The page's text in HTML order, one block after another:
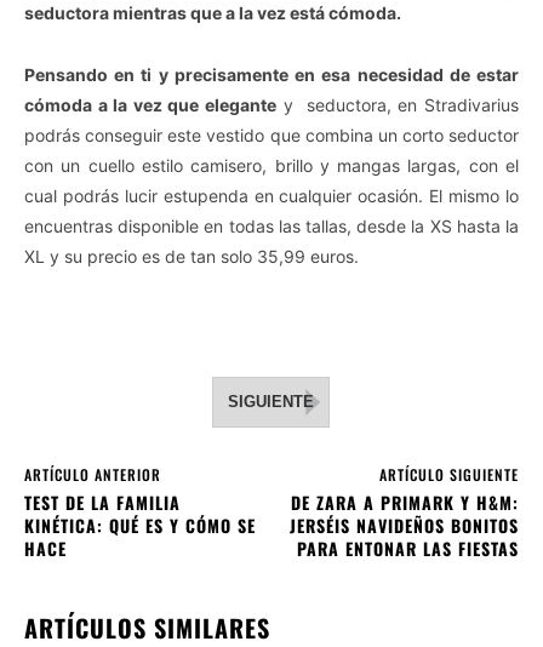
seductora mientras que a la vez está cómoda.
Pensando en ti y precisamente en esa necesidad de estar
cómoda a la vez que elegante y seductora, en Stradivarius
podrás conseguir este vestido que combina un corto seductor
con un cuello estilo camisero, brillo y mangas largas, con el
cual podrás lucir estupenda en cualquier ocasión. El mismo lo
encuentras disponible en todas las tallas, desde la XS hasta la
XL y su precio es de tan solo 35,99 euros.
SIGUIENTE
ARTÍCULO ANTERIOR
TEST DE LA FAMILIA
KINÉTICA: QUÉ ES Y CÓMO SE
HACE
ARTÍCULO SIGUIENTE
DE ZARA A PRIMARK Y H&M:
JERSÉIS NAVIDEÑOS BONITOS
PARA ENTONAR LAS FIESTAS
ARTÍCULOS SIMILARES